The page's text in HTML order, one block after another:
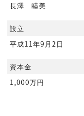
長澤 睦美
設立
平成11年9月2日
資本金
1,000万円